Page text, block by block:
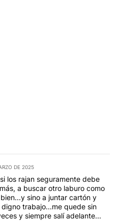
DE 2025
los rajan seguramente debe
a buscar otro laburo como
sino a juntar cartón y
trabajo...me quede sin
y siempre salí adelante...